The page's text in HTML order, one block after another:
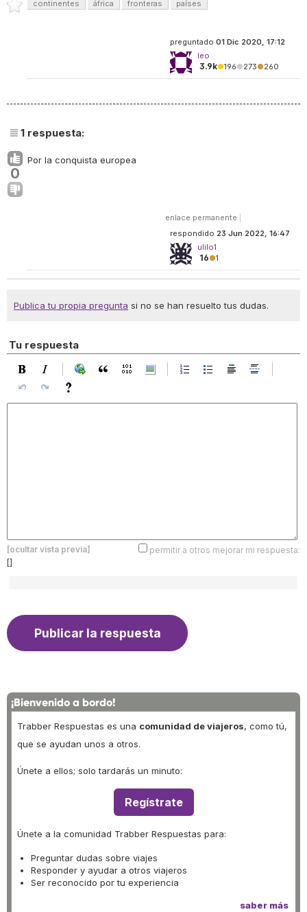
continentes áfrica fronteras países
preguntado 01 Dic 2020, 17:12
leo
3.9k●196●273●260
1 respuesta:
0
Por la conquista europea
enlace permanente
respondido 23 Jun 2022, 16:47
ulilo1
16●1
Publica tu propia pregunta si no se han resuelto tus dudas.
Tu respuesta
[ocultar vista previa]
permitir a otros mejorar mi respuesta:
[]
¡Bienvenido a bordo!
Trabber Respuestas es una comunidad de viajeros, como tú,
que se ayudan unos a otros.
Únete a ellos; solo tardarás un minuto:
Regístrate
Únete a la comunidad Trabber Respuestas para:
Preguntar dudas sobre viajes
Responder y ayudar a otros viajeros
Ser reconocido por tu experiencia
saber más